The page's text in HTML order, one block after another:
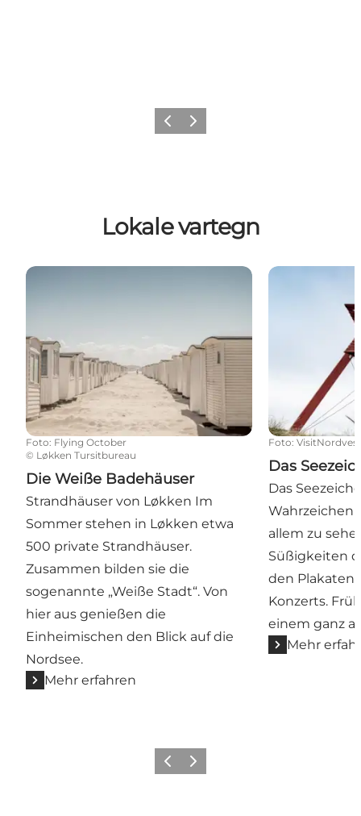
ZurückWeiter
Lokale vartegn
Die Weiße Badehäuser
Foto: Flying October
© Løkken Tursitbureau
Die Weiße Badehäuser
Strandhäuser von Løkken Im
Sommer stehen in Løkken etwa
500 private Strandhäuser.
Zusammen bilden sie die
sogenannte „Weiße Stadt“. Von
hier aus genießen die
Einheimischen den Blick auf die
Nordsee.
Mehr erfahren
Das
Foto:
Das
Das
Wahrzeichen
allem zu
Süßigkeiten
den Plakaten
Konzerts.
einem ganz
Mehr
ZurückWeiter